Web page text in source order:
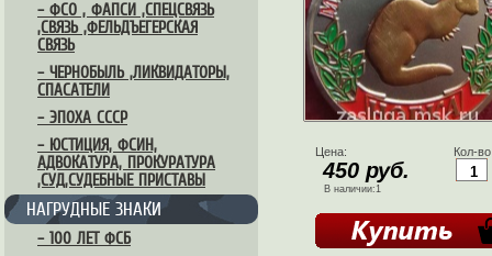
– ФСО , ФАПСИ ,СПЕЦСВЯЗЬ
,СВЯЗЬ ,ФЕЛЬДЪЕГЕРСКАЯ
СВЯЗЬ
– ЧЕРНОБЫЛЬ ,ЛИКВИДАТОРЫ,
СПАСАТЕЛИ
– ЭПОХА СССР
– ЮСТИЦИЯ, ФСИН,
АДВОКАТУРА, ПРОКУРАТУРА
,СУД,СУДЕБНЫЕ ПРИСТАВЫ
НАГРУДНЫЕ ЗНАКИ
– 100 ЛЕТ ФСБ
Цена:
450 руб.
В наличии:1
Кол-